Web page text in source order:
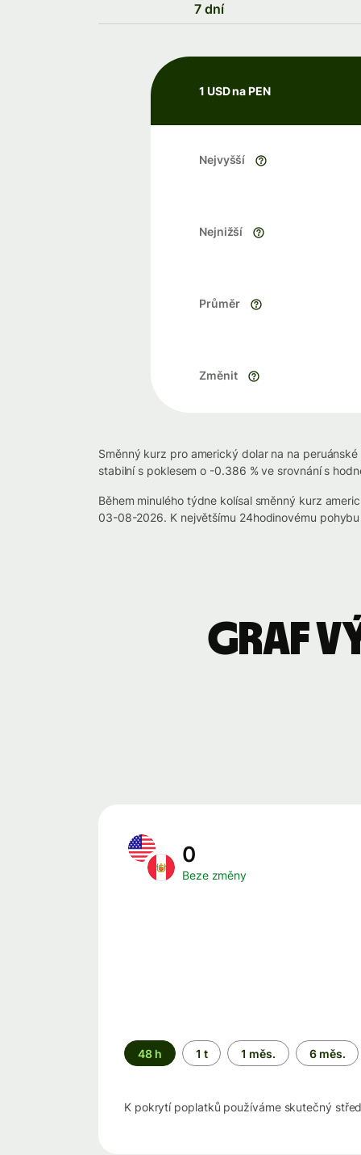
7 dní
1 USD na PEN
Nejvyšší
Nejnižší
Průměr
Změnit
Směnný kurz pro americký dolar na na
stabilní s poklesem o -0.386 % ve srovnání s
Během minulého týdne kolísal směnný kurz
03-08-2026. K největšímu 24hodinovému
Graf
0
Beze změny
Časové
období
48 h 1 t 1 měs. 6 měs.
K pokrytí poplatků používáme skutečný